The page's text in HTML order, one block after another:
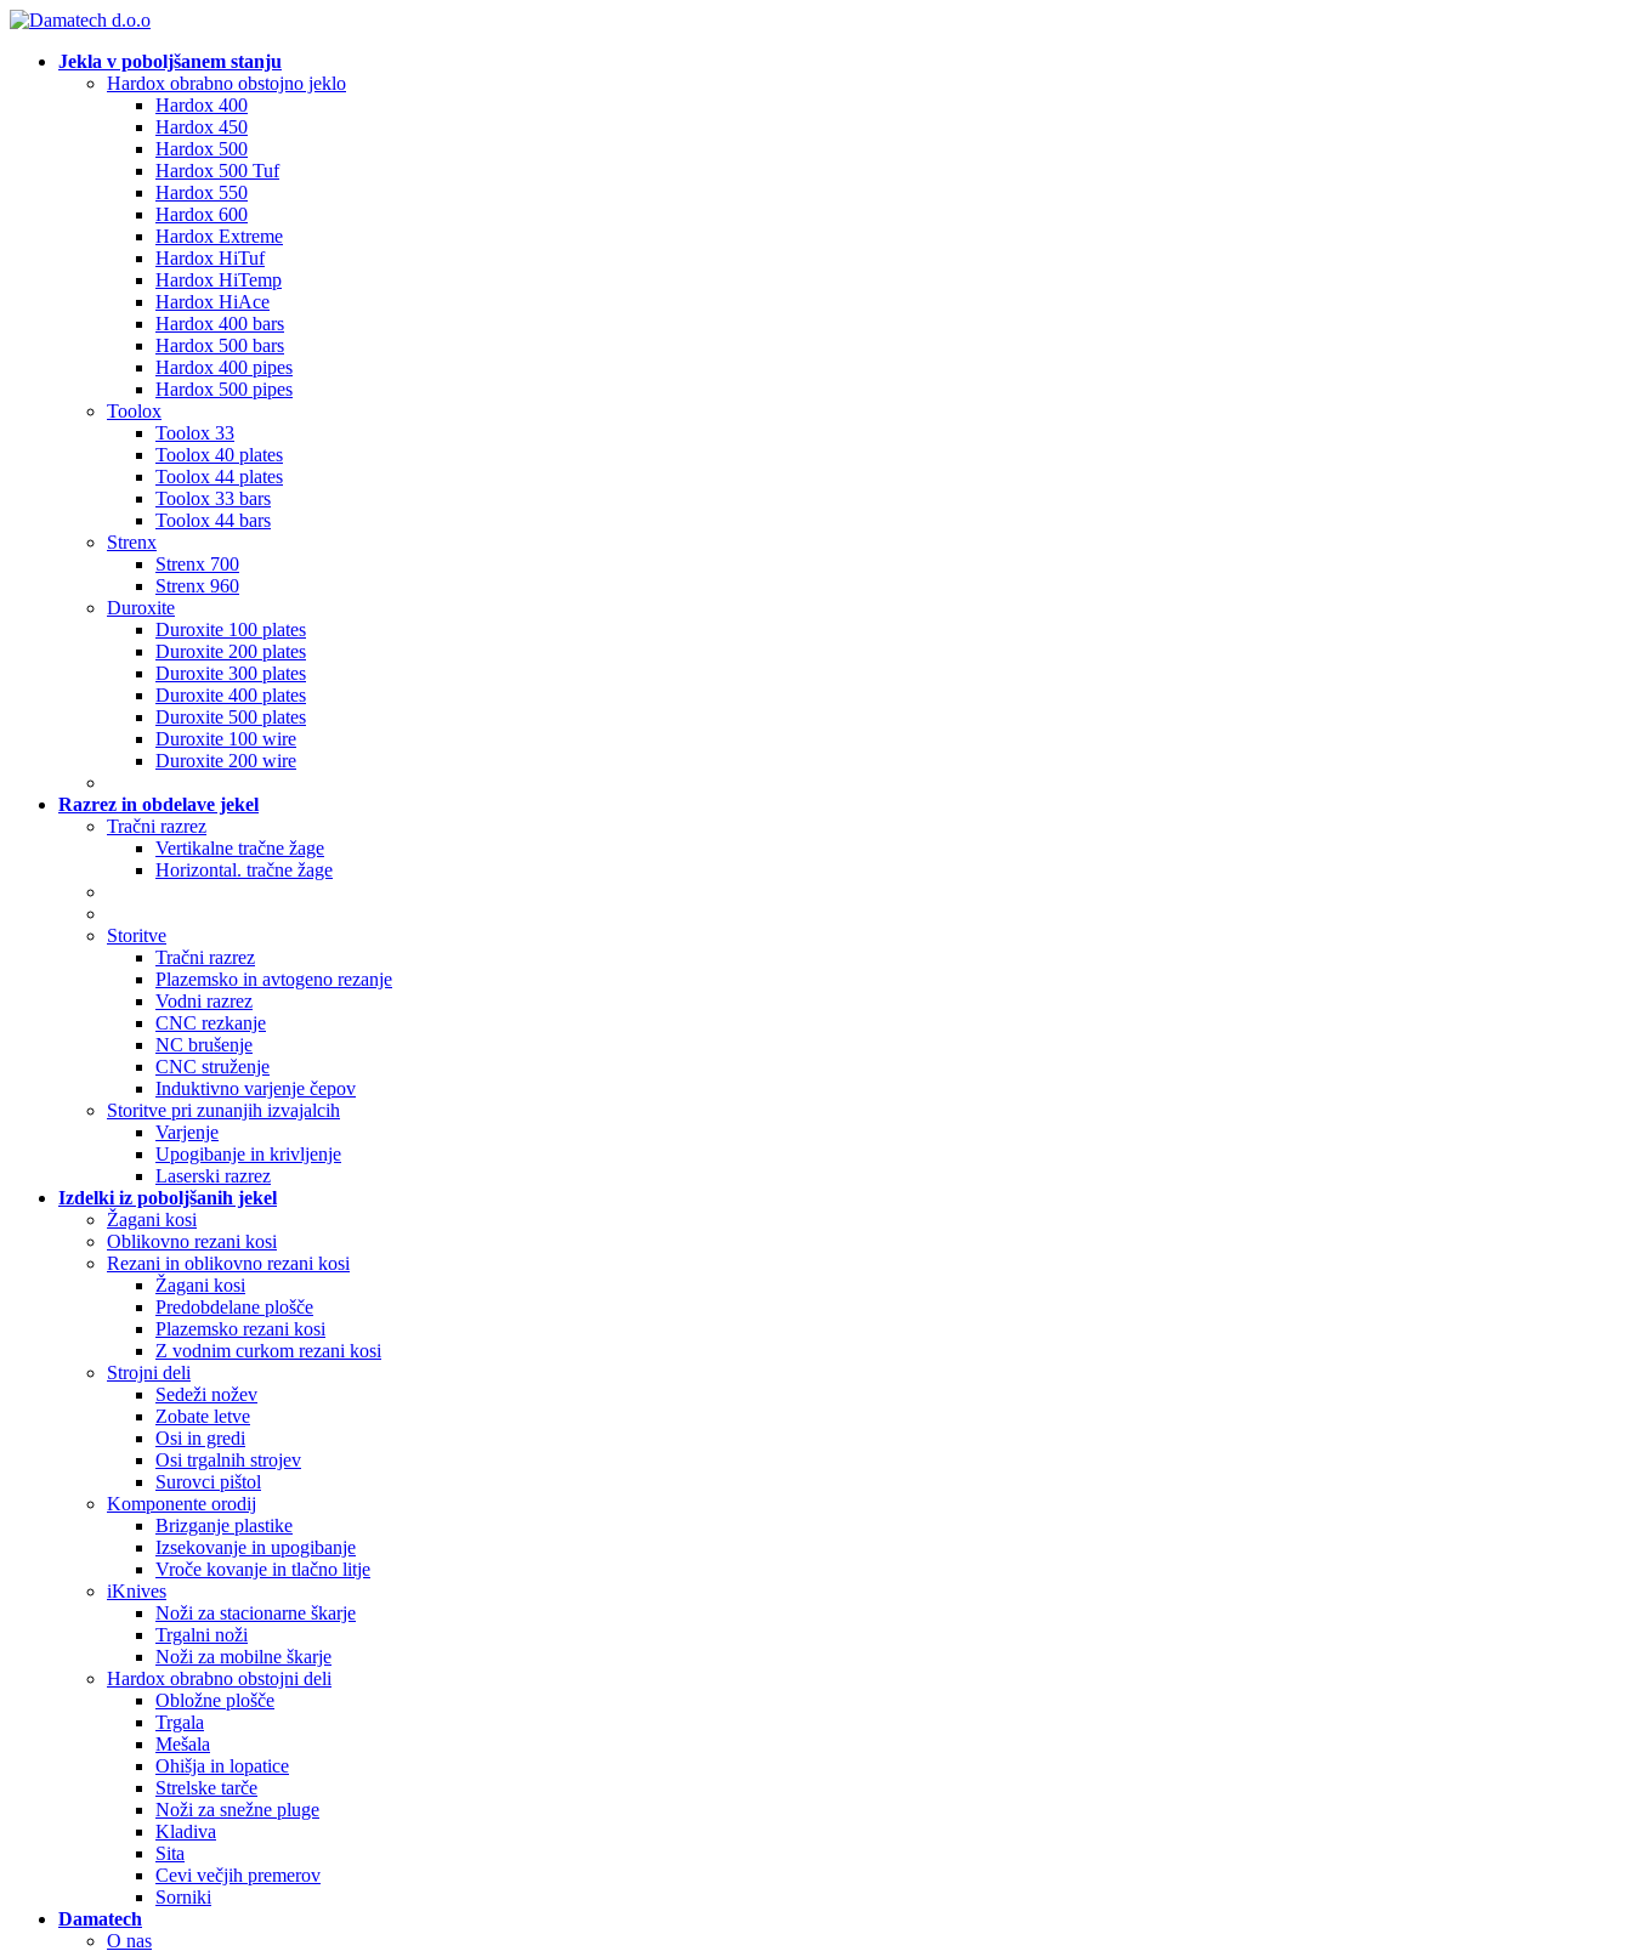
Jekla v poboljšanem stanju
Hardox obrabno obstojno jeklo
Hardox 400
Hardox 450
Hardox 500
Hardox 500 Tuf
Hardox 550
Hardox 600
Hardox Extreme
Hardox HiTuf
Hardox HiTemp
Hardox HiAce
Hardox 400 bars
Hardox 500 bars
Hardox 400 pipes
Hardox 500 pipes
Toolox
Toolox 33
Toolox 40 plates
Toolox 44 plates
Toolox 33 bars
Toolox 44 bars
Strenx
Strenx 700
Strenx 960
Duroxite
Duroxite 100 plates
Duroxite 200 plates
Duroxite 300 plates
Duroxite 400 plates
Duroxite 500 plates
Duroxite 100 wire
Duroxite 200 wire
Razrez in obdelave jekel
Tračni razrez
Vertikalne tračne žage
Horizontal. tračne žage
Storitve
Tračni razrez
Plazemsko in avtogeno rezanje
Vodni razrez
CNC rezkanje
NC brušenje
CNC struženje
Induktivno varjenje čepov
Storitve pri zunanjih izvajalcih
Varjenje
Upogibanje in krivljenje
Laserski razrez
Izdelki iz poboljšanih jekel
Žagani kosi
Oblikovno rezani kosi
Rezani in oblikovno rezani kosi
Žagani kosi
Predobdelane plošče
Plazemsko rezani kosi
Z vodnim curkom rezani kosi
Strojni deli
Sedeži nožev
Zobate letve
Osi in gredi
Osi trgalnih strojev
Surovci pištol
Komponente orodij
Brizganje plastike
Izsekovanje in upogibanje
Vroče kovanje in tlačno litje
iKnives
Noži za stacionarne škarje
Trgalni noži
Noži za mobilne škarje
Hardox obrabno obstojni deli
Obložne plošče
Trgala
Mešala
Ohišja in lopatice
Strelske tarče
Noži za snežne pluge
Kladiva
Sita
Cevi večjih premerov
Sorniki
Damatech
O nas